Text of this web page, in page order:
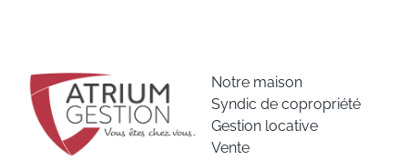
Notre maison
Syndic de copropriété
Gestion locative
Vente